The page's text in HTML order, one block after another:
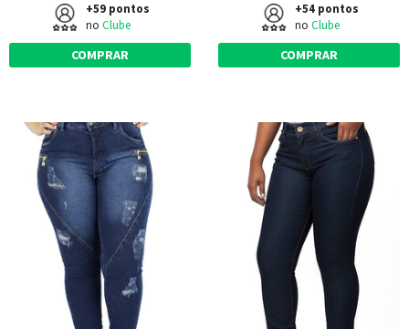
+59 pontos
no Clube
COMPRAR
+54 pontos
no Clube
COMPRAR